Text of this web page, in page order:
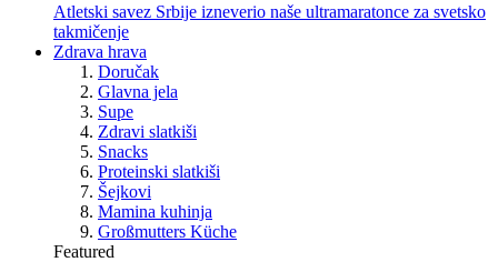
Atletski savez Srbije izneverio naše ultramaratonce za svetsko
takmičenje
Zdrava hrava
Doručak
Glavna jela
Supe
Zdravi slatkiši
Snacks
Proteinski slatkiši
Šejkovi
Mamina kuhinja
Großmutters Küche
Featured